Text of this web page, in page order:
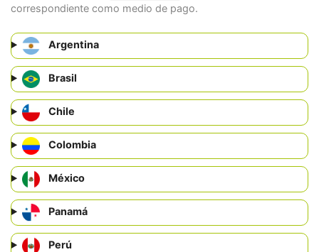
correspondiente como medio de pago.
Argentina
Brasil
Chile
Colombia
México
Panamá
Perú